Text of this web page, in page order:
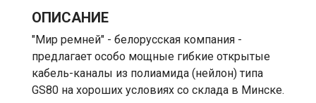
ОПИСАНИЕ
"Мир ремней" - белорусская компания -
предлагает особо мощные гибкие открытые
кабель-каналы из полиамида (нейлон) типа
GS80 на хороших условиях со склада в Минске.